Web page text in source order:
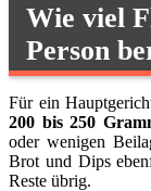
Wie viel
Person
Für ein
200 bis 250
oder wenigen
Brot und Dips
Reste übrig.